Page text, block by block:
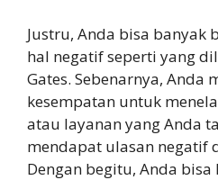
Justru, Anda bisa banyak
hal negatif seperti yang
Gates. Sebenarnya,
kesempatan untuk
atau layanan yang Anda
mendapat ulasan negatif
Dengan begitu, Anda